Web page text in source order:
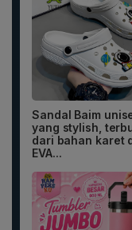
Sandal Baim
yang stylish,
dari bahan karet
EVA...